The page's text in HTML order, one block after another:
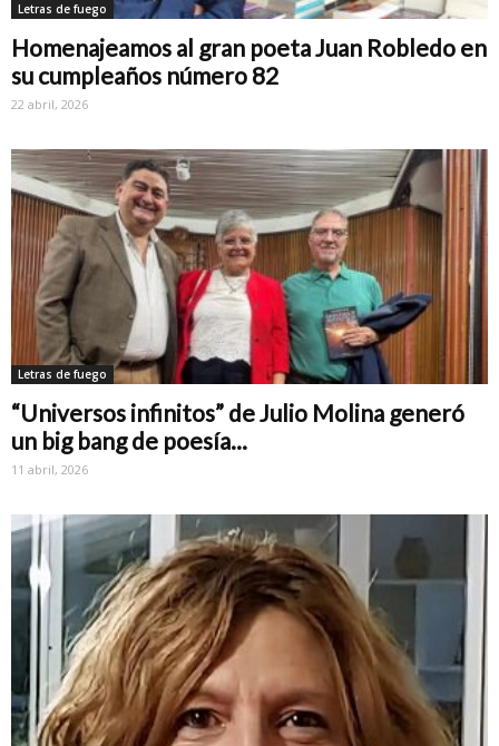
Letras de fuego
Homenajeamos al gran poeta Juan Robledo en
su cumpleaños número 82
22 abril, 2026
Letras de fuego
“Universos infinitos” de Julio Molina generó
un big bang de poesía...
11 abril, 2026